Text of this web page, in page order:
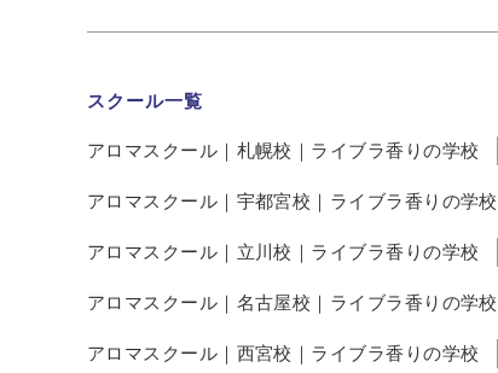
スクール一覧
アロマスクール｜札幌校｜ライブラ香りの学校
アロマスクール｜宇都宮校｜ライブラ香りの学校
アロマスクール｜立川校｜ライブラ香りの学校
アロマスクール｜名古屋校｜ライブラ香りの学校
アロマスクール｜西宮校｜ライブラ香りの学校